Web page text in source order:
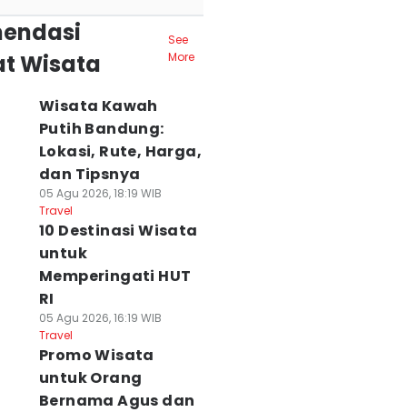
Wisata
See
More
Wisata Kawah
Putih Bandung:
Lokasi, Rute, Harga,
dan Tipsnya
05 Agu 2026, 18:19 WIB
Travel
10 Destinasi Wisata
untuk
Memperingati HUT
RI
05 Agu 2026, 16:19 WIB
Travel
Promo Wisata
untuk Orang
Bernama Agus dan